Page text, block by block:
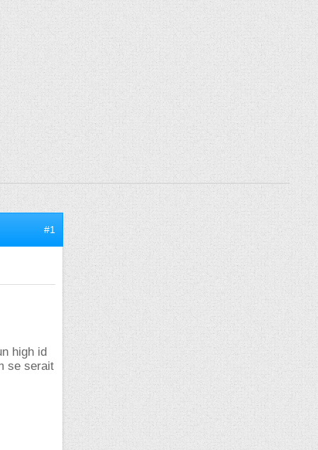
#1
high id
se serait